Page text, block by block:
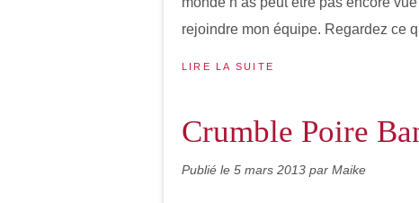
rejoindre mon équipe. Regardez ce
LIRE LA SUITE
Crumble Poire
Publié le 5 mars 2013 par Maike